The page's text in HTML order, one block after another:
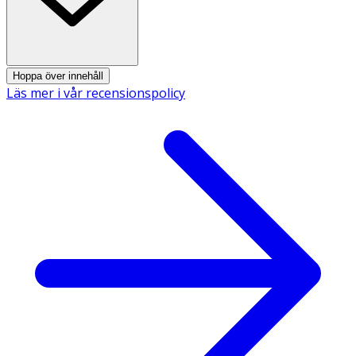
Innehåll
amara). Framställd genom ångdestillering av blommor.
Hoppa över innehåll
Läs mer i vår recensionspolicy